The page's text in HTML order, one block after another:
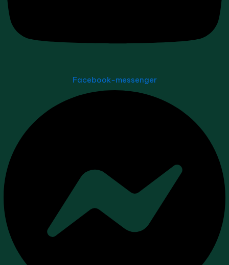
Facebook-messenger